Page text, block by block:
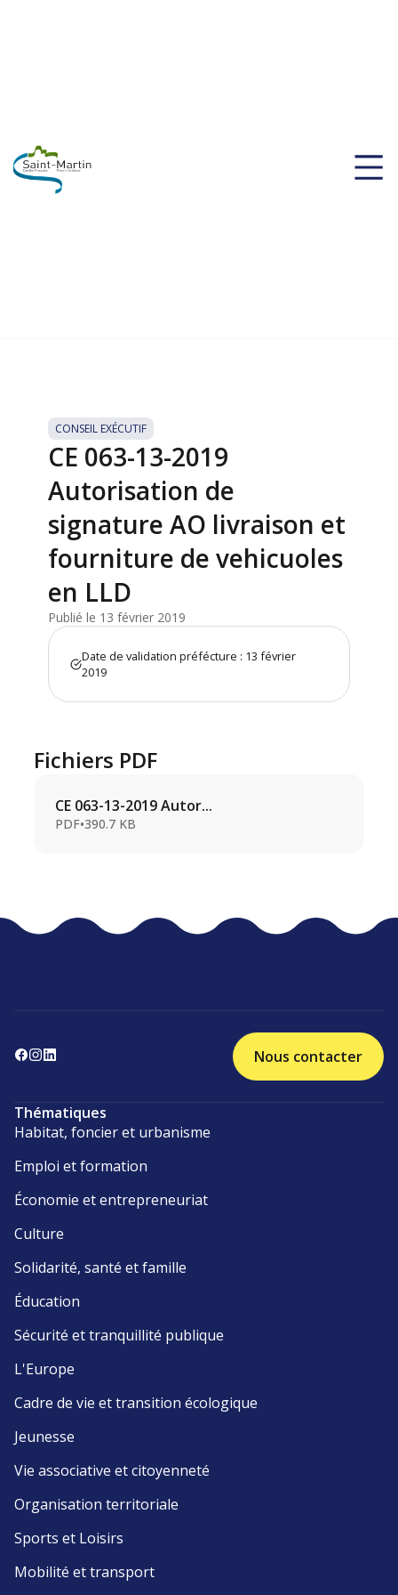
CONSEIL EXÉCUTIF
CE 063-13-2019
Autorisation de
signature AO livraison et
fourniture de vehicuoles
en LLD
Publié le 13 février 2019
Date de validation préfécture : 13 février
2019
Fichiers PDF
CE 063-13-2019 Autor...
PDF•390.7 KB
Nous contacter
Thématiques
Habitat, foncier et urbanisme
Emploi et formation
Économie et entrepreneuriat
Culture
Solidarité, santé et famille
Éducation
Sécurité et tranquillité publique
L'Europe
Cadre de vie et transition écologique
Jeunesse
Vie associative et citoyenneté
Organisation territoriale
Sports et Loisirs
Mobilité et transport